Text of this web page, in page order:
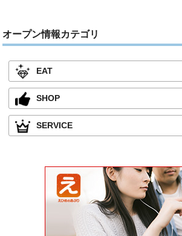
オープン情報カテゴリ
EAT
SHOP
SERVICE